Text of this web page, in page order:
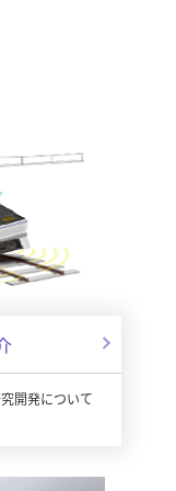
開発について